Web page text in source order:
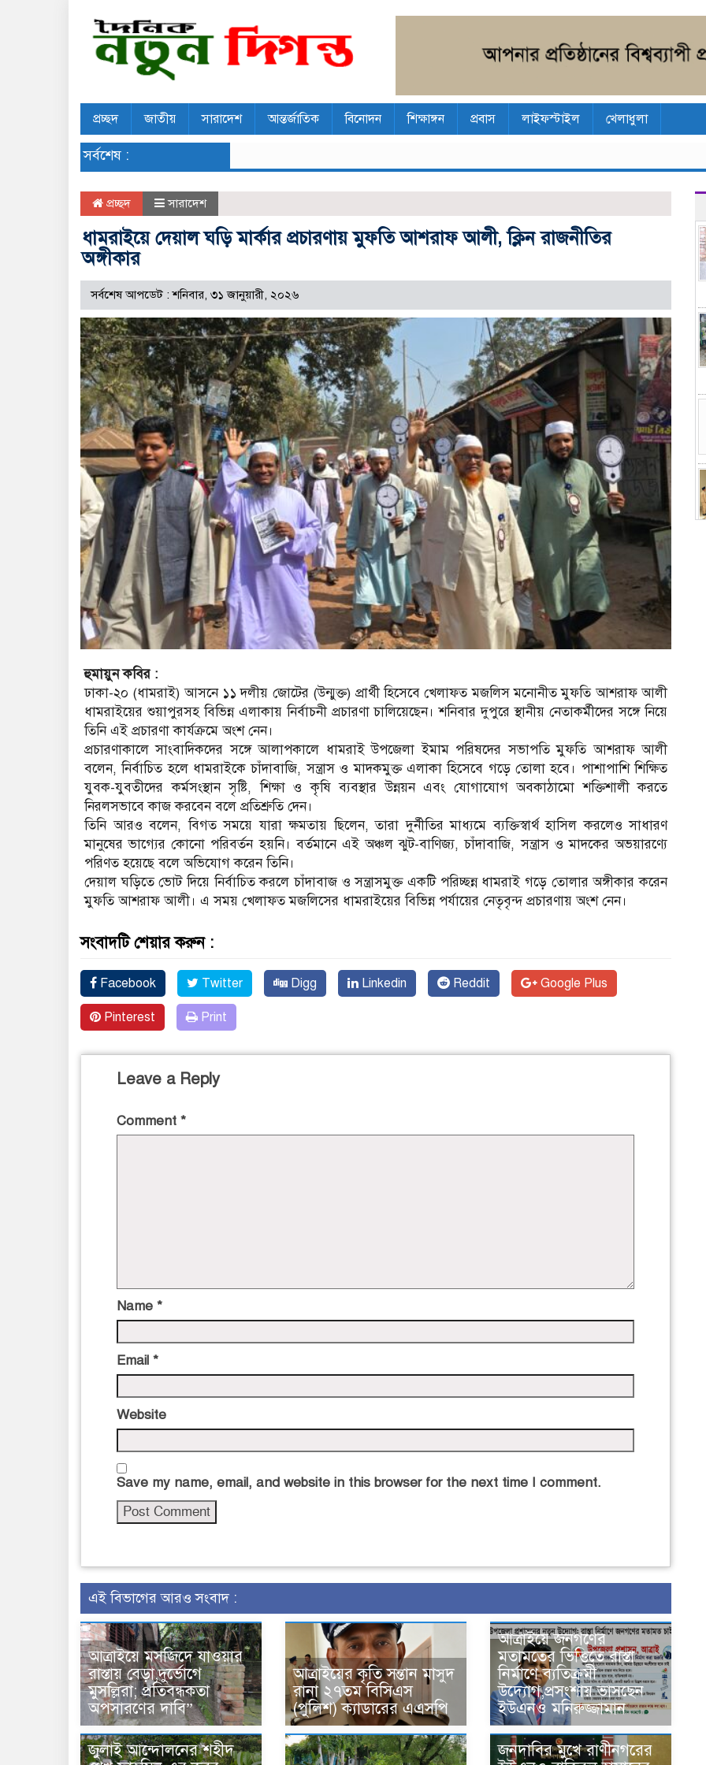
প্রচ্ছদ জাতীয় সারাদেশ আন্তর্জাতিক বিনোদন শিক্ষাঙ্গন প্রবাস লাইফস্টাইল খেলাধুলা
সর্বশেষ :
প্রচ্ছদ সারাদেশ
ধামরাইয়ে দেয়াল ঘড়ি মার্কার প্রচারণায় মুফতি আশরাফ আলী, ক্লিন রাজনীতির
অঙ্গীকার
সর্বশেষ আপডেট : শনিবার, ৩১ জানুয়ারী, ২০২৬
হুমায়ুন কবির :
ঢাকা-২০ (ধামরাই) আসনে ১১ দলীয় জোটের (উন্মুক্ত) প্রার্থী হিসেবে খেলাফত মজলিস মনোনীত মুফতি আশরাফ আলী
ধামরাইয়ের শুয়াপুরসহ বিভিন্ন এলাকায় নির্বাচনী প্রচারণা চালিয়েছেন। শনিবার দুপুরে স্থানীয় নেতাকর্মীদের সঙ্গে নিয়ে
তিনি এই প্রচারণা কার্যক্রমে অংশ নেন।
প্রচারণাকালে সাংবাদিকদের সঙ্গে আলাপকালে ধামরাই উপজেলা ইমাম পরিষদের সভাপতি মুফতি আশরাফ আলী
বলেন, নির্বাচিত হলে ধামরাইকে চাঁদাবাজি, সন্ত্রাস ও মাদকমুক্ত এলাকা হিসেবে গড়ে তোলা হবে। পাশাপাশি শিক্ষিত
যুবক-যুবতীদের কর্মসংস্থান সৃষ্টি, শিক্ষা ও কৃষি ব্যবস্থার উন্নয়ন এবং যোগাযোগ অবকাঠামো শক্তিশালী করতে
নিরলসভাবে কাজ করবেন বলে প্রতিশ্রুতি দেন।
তিনি আরও বলেন, বিগত সময়ে যারা ক্ষমতায় ছিলেন, তারা দুর্নীতির মাধ্যমে ব্যক্তিস্বার্থ হাসিল করলেও সাধারণ
মানুষের ভাগ্যের কোনো পরিবর্তন হয়নি। বর্তমানে এই অঞ্চল ঝুট-বাণিজ্য, চাঁদাবাজি, সন্ত্রাস ও মাদকের অভয়ারণ্যে
পরিণত হয়েছে বলে অভিযোগ করেন তিনি।
দেয়াল ঘড়িতে ভোট দিয়ে নির্বাচিত করলে চাঁদাবাজ ও সন্ত্রাসমুক্ত একটি পরিচ্ছন্ন ধামরাই গড়ে তোলার অঙ্গীকার করেন
মুফতি আশরাফ আলী। এ সময় খেলাফত মজলিসের ধামরাইয়ের বিভিন্ন পর্যায়ের নেতৃবৃন্দ প্রচারণায় অংশ নেন।
সংবাদটি শেয়ার করুন :
Facebook Twitter Digg Linkedin Reddit Google Plus
Pinterest Print
Leave a Reply
Comment *
Name *
Email *
Website
Save my name, email, and website in this browser for the next time I comment.
এই বিভাগের আরও সংবাদ :
আত্রাইয়ে মসজিদে যাওয়ার
রাস্তায় বেড়া,দুর্ভোগে
মুসল্লিরা; প্রতিবন্ধকতা
অপসারণের দাবি”
আত্রাইয়ের কৃতি সন্তান মাসুদ
রানা ২৭তম বিসিএস
(পুলিশ) ক্যাডারের এএসপি
আত্রাইয়ে জনগণের
মতামতের ভিত্তিতে রাস্তা
নির্মাণে ব্যতিক্রমী
উদ্যোগ,প্রসংশায় ভাসছেন
ইউএনও মনিরুজ্জামান
জুলাই আন্দোলনের শহীদ
জনদাবির মুখে রাণীনগরের